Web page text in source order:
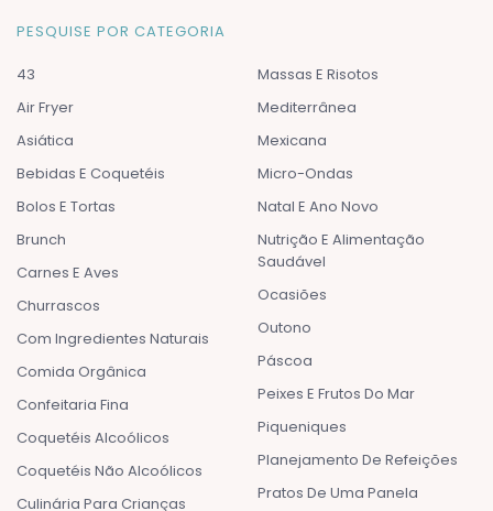
PESQUISE POR CATEGORIA
43
Air Fryer
Asiática
Bebidas E Coquetéis
Bolos E Tortas
Brunch
Carnes E Aves
Churrascos
Com Ingredientes Naturais
Comida Orgânica
Confeitaria Fina
Coquetéis Alcoólicos
Coquetéis Não Alcoólicos
Culinária Para Crianças
Massas E Risotos
Mediterrânea
Mexicana
Micro-Ondas
Natal E Ano Novo
Nutrição E Alimentação
Saudável
Ocasiões
Outono
Páscoa
Peixes E Frutos Do Mar
Piqueniques
Planejamento De Refeições
Pratos De Uma Panela